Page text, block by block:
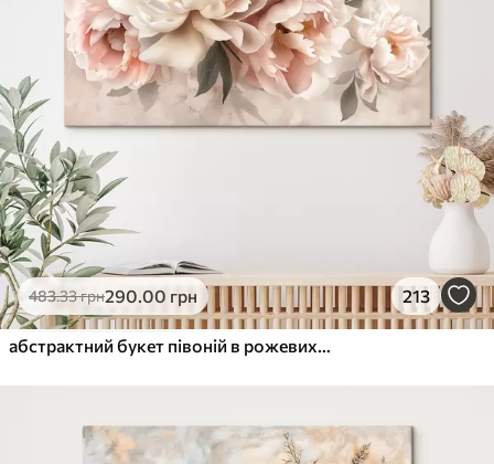
483.33грн290.00 грн 213
абстрактний букет півоній в рожевих тонах